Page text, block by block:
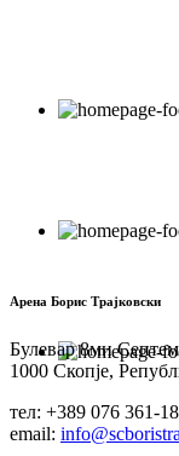
Арена Борис Трајковски
Булевар 8ми
1000 Скопје,
тел: +389 076 361-
email: